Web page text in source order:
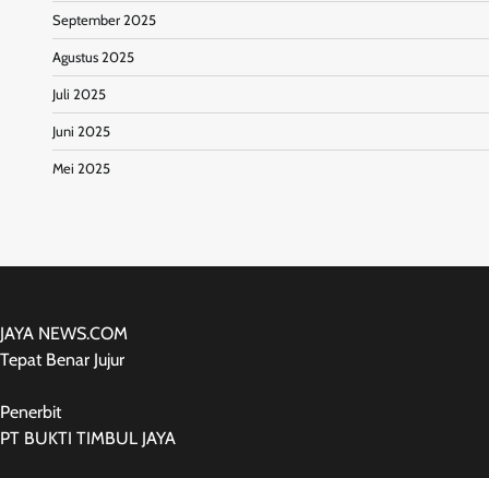
September 2025
Agustus 2025
Juli 2025
Juni 2025
Mei 2025
JAYA NEWS.COM
Tepat Benar Jujur
Penerbit
PT BUKTI TIMBUL JAYA